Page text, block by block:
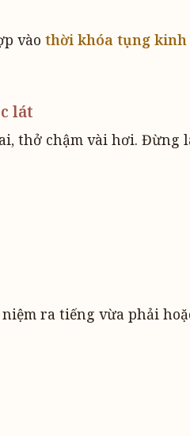
vào thời khóa tụng kinh
lát
thở chậm vài hơi. Đừng
ra tiếng vừa phải